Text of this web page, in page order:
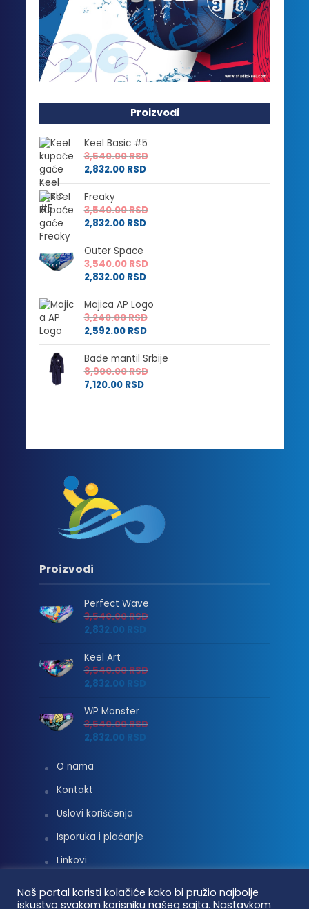
Proizvodi
Keel Basic #5
3,540.00RSD
2,832.00 RSD
Freaky
3,540.00RSD
2,832.00 RSD
Outer Space
3,540.00RSD
2,832.00 RSD
Majica AP Logo
3,240.00RSD
2,592.00 RSD
Bade mantil Srbije
8,900.00RSD
7,120.00 RSD
Proizvodi
Perfect Wave
3,540.00RSD
2,832.00 RSD
Keel Art
3,540.00RSD
2,832.00 RSD
WP Monster
3,540.00RSD
2,832.00 RSD
O nama
Kontakt
Uslovi korišćenja
Isporuka i plaćanje
Linkovi
Naš portal koristi kolačiće kako bi pružio najbolje
iskustvo svakom korisniku našeg sajta. Nastavkom